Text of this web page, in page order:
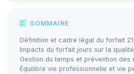
SOMMAIRE
Définition et cadre légal du forfait
Impacts du forfait jours sur la
Gestion du temps et prévention
Équilibre vie professionnelle et vie